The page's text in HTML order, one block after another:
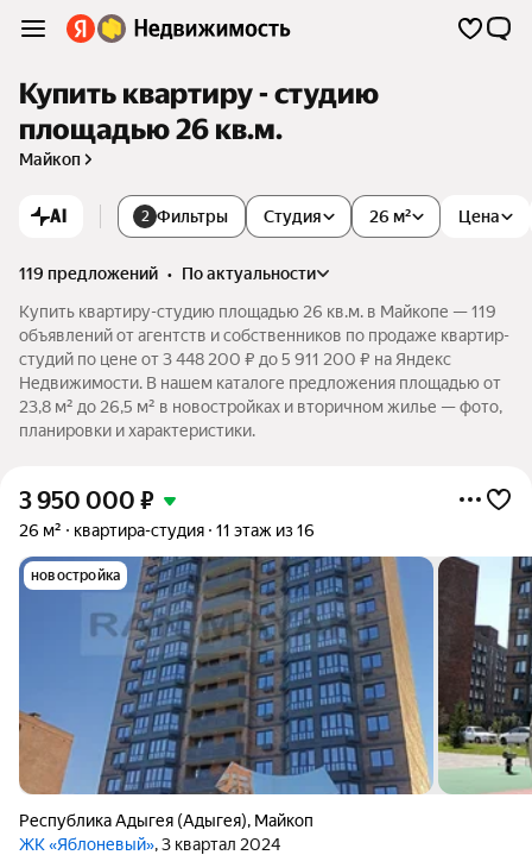
Купить квартиру - студию
площадью 26 кв.м.
Майкоп
AI 2 Фильтры Студия Цена
26 м²
119 предложений •
по актуальности
Купить квартиру-студию площадью 26 кв.м. в Майкопе — 119
объявлений от агентств и собственников по продаже квартир-
студий по цене от 3 448 200 ₽ до 5 911 200 ₽ на Яндекс
Недвижимости. В нашем каталоге предложения площадью от
23,8 м² до 26,5 м² в новостройках и вторичном жилье — фото,
планировки и характеристики.
3 950 000 ₽
26 м² квартира-студия 11 этаж из 16
новостройка
Республика Адыгея (Адыгея), Майкоп
ЖК «Яблоневый», 3 квартал 2024